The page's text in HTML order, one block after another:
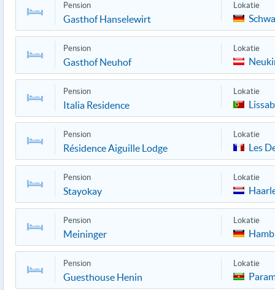
Pension
Gasthof Hanselewirt
Lokatie
Pension
Gasthof Neuhof
Lokatie
Pension
Italia Residence
Lokatie
Pension
Résidence Aiguille Lodge
Lokatie
Les
Pension
Stayokay
Lokatie
Pension
Meininger
Lokatie
Pension
Guesthouse Henin
Lokatie